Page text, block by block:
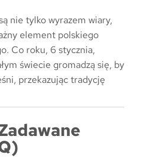
nie tylko wyrazem wiary,
element polskiego
Co roku, 6 stycznia,
świecie gromadzą się, by
przekazując tradycję